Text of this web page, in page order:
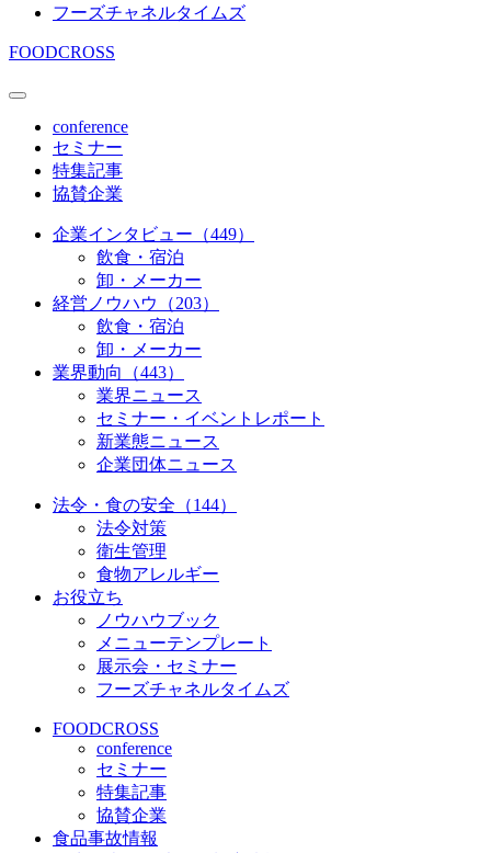
フーズチャネルタイムズ
FOODCROSS
conference
セミナー
特集記事
協賛企業
企業インタビュー（449）
飲食・宿泊
卸・メーカー
経営ノウハウ（203）
飲食・宿泊
卸・メーカー
業界動向（443）
業界ニュース
セミナー・イベントレポート
新業態ニュース
企業団体ニュース
法令・食の安全（144）
法令対策
衛生管理
食物アレルギー
お役立ち
ノウハウブック
メニューテンプレート
展示会・セミナー
フーズチャネルタイムズ
FOODCROSS
conference
セミナー
特集記事
協賛企業
食品事故情報